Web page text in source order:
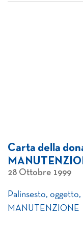
Carta della
28 Ottobre 1999
Palinsesto,
MANUTENZIONE